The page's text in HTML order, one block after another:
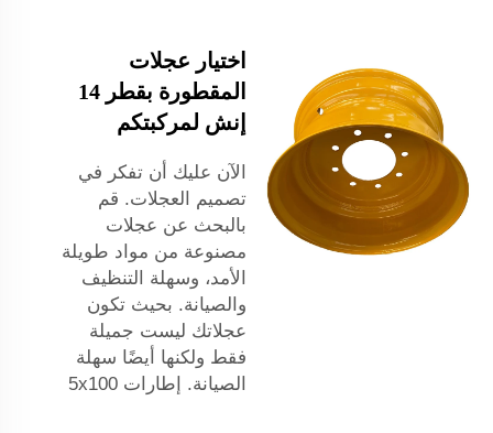
اختيار عجلات
المقطورة بقطر 14
إنش لمركبتكم
الآن عليك أن تفكر في
تصميم العجلات. قم
بالبحث عن عجلات
مصنوعة من مواد طويلة
الأمد، وسهلة التنظيف
والصيانة. بحيث تكون
عجلاتك ليست جميلة
فقط ولكنها أيضًا سهلة
الصيانة. إطارات 5x100